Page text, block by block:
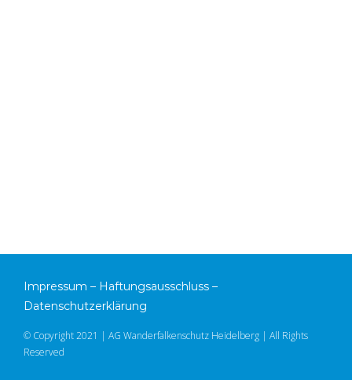
Impressum – Haftungsausschluss –
Datenschutzerklärung
© Copyright 2021 | AG Wanderfalkenschutz Heidelberg | All Rights
Reserved